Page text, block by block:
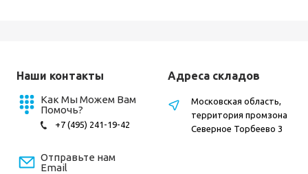
Наши контакты
Как Мы Можем Вам
Помочь?
+7 (495) 241-19-42
Отправьте нам
Email
Адреса складов
Московская область,
территория промзона
Северное Торбеево 3